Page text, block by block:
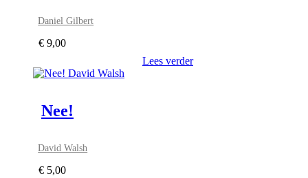
Daniel Gilbert
€ 9,00
Lees verder
Nee!
David Walsh
€ 5,00